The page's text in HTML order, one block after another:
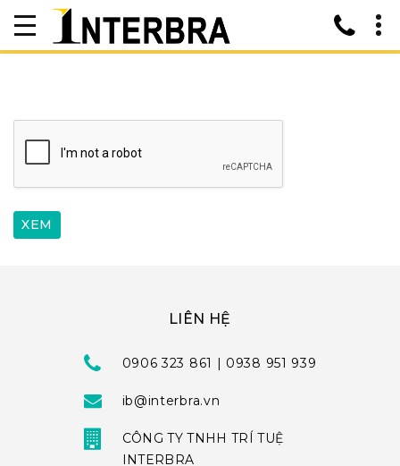
LIÊN HỆ
0906 323 861 | 0938 951 939
ib@interbra.vn
CÔNG TY TNHH TRÍ TUỆ
INTERBRA